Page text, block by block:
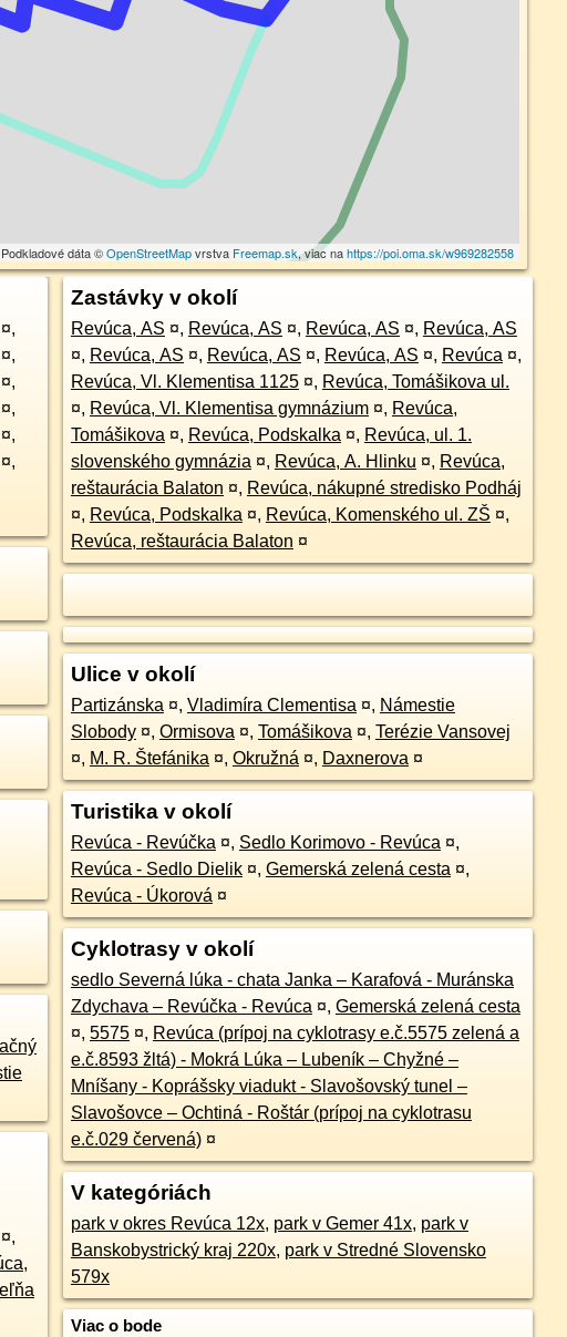
Podkladové dáta ©OpenStreetMapvrstva Freemap.sk, viac nahttps://poi.oma.sk/w969282558
¤,
¤,
¤,
¤,
¤,
¤,
¤,
Zastávky v okolí
Revúca, AS ¤, Revúca, AS ¤, Revúca, AS ¤, Revúca, AS
¤, Revúca, AS ¤, Revúca, AS ¤, Revúca, AS ¤, Revúca ¤,
Revúca, Vl. Klementisa 1125 ¤, Revúca, Tomášikova ul.
¤, Revúca, Vl. Klementisa gymnázium ¤, Revúca,
Tomášikova ¤, Revúca, Podskalka ¤, Revúca, ul. 1.
slovenského gymnázia ¤, Revúca, A. Hlinku ¤, Revúca,
reštaurácia Balaton ¤, Revúca, nákupné stredisko Podháj
¤, Revúca, Podskalka ¤, Revúca, Komenského ul. ZŠ ¤,
Revúca, reštaurácia Balaton ¤
Ulice v okolí
Partizánska ¤, Vladimíra Clementisa ¤, Námestie
Slobody ¤, Ormisova ¤, Tomášikova ¤, Terézie Vansovej
¤, M. R. Štefánika ¤, Okružná ¤, Daxnerova ¤
Turistika v okolí
Revúca - Revúčka ¤, Sedlo Korimovo - Revúca ¤,
Revúca - Sedlo Dielik ¤, Gemerská zelená cesta ¤,
Revúca - Úkorová ¤
Cyklotrasy v okolí
sedlo Severná lúka - chata Janka – Karafová - Muránska
Zdychava – Revúčka - Revúca ¤, Gemerská zelená cesta
¤, 5575 ¤, Revúca (prípoj na cyklotrasy e.č.5575 zelená a
e.č.8593 žltá) - Mokrá Lúka – Lubeník – Chyžné –
Mníšany - Koprášsky viadukt - Slavošovský tunel –
Slavošovce – Ochtiná - Roštár (prípoj na cyklotrasu
e.č.029 červená) ¤
V kategóriách
park v okres Revúca 12x, park v Gemer 41x, park v
Banskobystrický kraj 220x, park v Stredné Slovensko
579x
Viac o bode